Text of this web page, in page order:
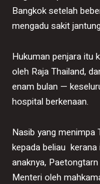
Bangkok setelah
mengadu sakit
Hukuman penjara itu
oleh Raja Thailand,
enam bulan —
hospital berkenaan.
Nasib yang menimpa
kepada beliau kerana
anaknya,
Menteri oleh